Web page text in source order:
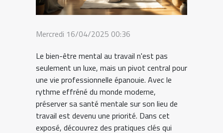
Mercredi 16/04/2025 00:36
Le bien-être mental au travail n'est pas
seulement un luxe, mais un pivot central pour
une vie professionnelle épanouie. Avec le
rythme effréné du monde moderne,
préserver sa santé mentale sur son lieu de
travail est devenu une priorité. Dans cet
exposé, découvrez des pratiques clés qui